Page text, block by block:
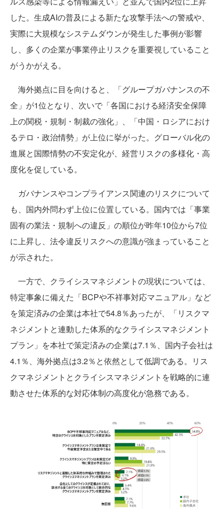
した。生成AIの普及による新たな攻撃手法への警戒や、
実際に大規模なシステムダウンが発生した事例が影響
し、多くの企業が事業停止リスクを重要視していること
がうかがえる。
海外拠点に目を向けると、「グループガバナンスの不
全」が1位となり、次いで「各国における経済安全保障
上の関税・規制・制裁の強化」、「中国・ロシアにおけ
るテロ・政治情勢」が上位に挙がった。グローバル化の
進展と国際情勢の不安定化が、経営リスクの多様化・高
度化を促している。
ガバナンスやコンプライアンス関連のリスクについて
も、国内外問わず上位に位置している。国内では「事業
固有の業法・規制への違反」の順位が昨年10位から7位
に上昇し、法令違反リスクへの意識が強まっていること
が示された。
一方で、クライシスマネジメントの現状については、
特定事象に備えた「BCPや不祥事対応マニュアル」など
を策定済みの企業は本社で54.8％あったが、「リスクマ
ネジメントと連動した体系的なクライシスマネジメント
プラン」を本社で策定済みの企業は7.1％、国内子会社は
4.1％、海外拠点は3.2％と依然として低調である。リス
クマネジメントとクライシスマネジメントを戦略的に連
動させた体系的な対応体制の高度化が急務である。